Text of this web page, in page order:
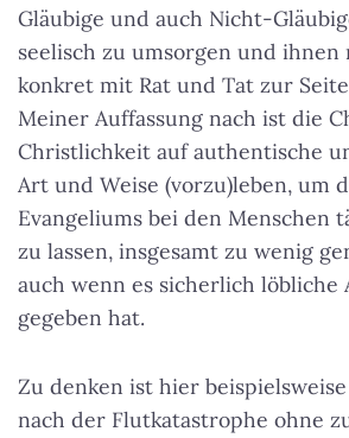
Gläubige und auch Nicht-
seelisch zu umsorgen und ihnen
konkret mit Rat und Tat zur
Meiner Auffassung nach ist die
Christlichkeit auf authentische
Art und Weise (vorzu)leben, um
Evangeliums bei den Menschen
zu lassen, insgesamt zu wenig
auch wenn es sicherlich löbliche
gegeben hat.
Zu denken ist hier
nach der Flutkatastrophe ohne